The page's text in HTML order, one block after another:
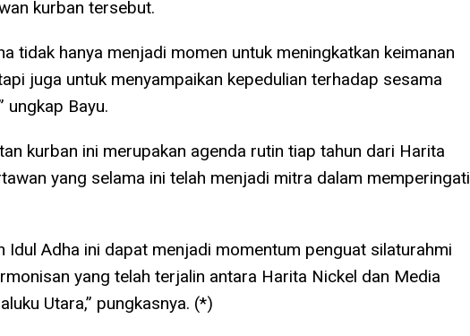
kurban tersebut.
tidak hanya menjadi momen untuk meningkatkan keimanan
juga untuk menyampaikan kepedulian terhadap sesama
ungkap Bayu.
kurban ini merupakan agenda rutin tiap tahun dari Harita
yang selama ini telah menjadi mitra dalam memperingati
Idul Adha ini dapat menjadi momentum penguat silaturahmi
yang telah terjalin antara Harita Nickel dan Media
Utara,” pungkasnya. (*)